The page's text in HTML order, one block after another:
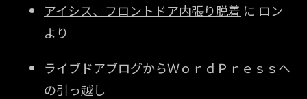
アイシス、フロントドア内張り脱着 に ロン
より
ライブドアブログからＷｏｒｄＰｒｅｓｓへ
の引っ越し